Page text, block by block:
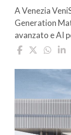
A Venezia
Generation
avanzato e AI